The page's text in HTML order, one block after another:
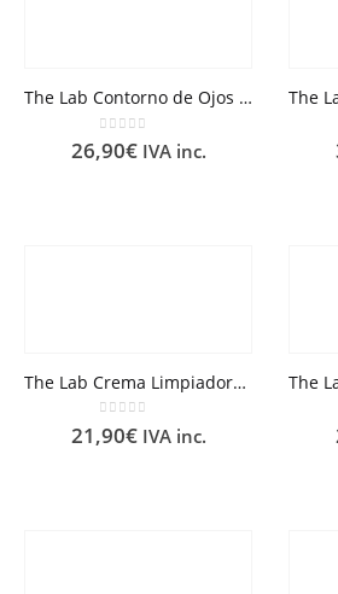
The Lab Contorno de Ojos Integral 15 ml
0out of 5
26,90€ IVA inc.
The Lab Crema Limpiadora Sin Jabón 100 ml
0out of 5
21,90€ IVA inc.